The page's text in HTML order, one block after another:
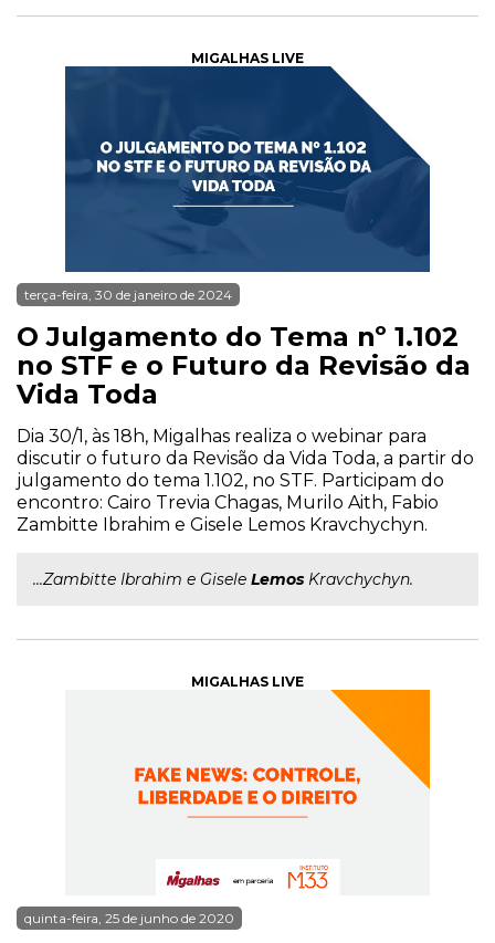
MIGALHAS LIVE
terça-feira, 30 de janeiro de 2024
O Julgamento do Tema nº 1.102
no STF e o Futuro da Revisão da
Vida Toda
Dia 30/1, às 18h, Migalhas realiza o webinar para
discutir o futuro da Revisão da Vida Toda, a partir do
julgamento do tema 1.102, no STF. Participam do
encontro: Cairo Trevia Chagas, Murilo Aith, Fabio
Zambitte Ibrahim e Gisele Lemos Kravchychyn.
...Zambitte Ibrahim e Gisele Lemos Kravchychyn.
MIGALHAS LIVE
quinta-feira, 25 de junho de 2020